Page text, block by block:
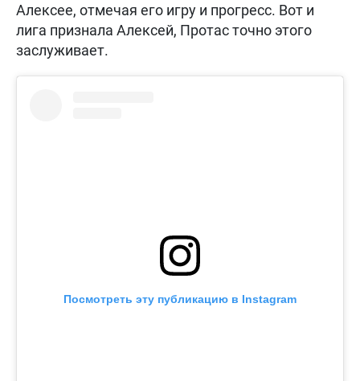
Алексее, отмечая его игру и прогресс. Вот и
лига признала Алексей, Протас точно этого
заслуживает.
Посмотреть эту публикацию в Instagram